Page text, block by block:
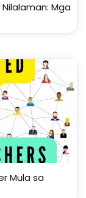
Mga
Mula sa